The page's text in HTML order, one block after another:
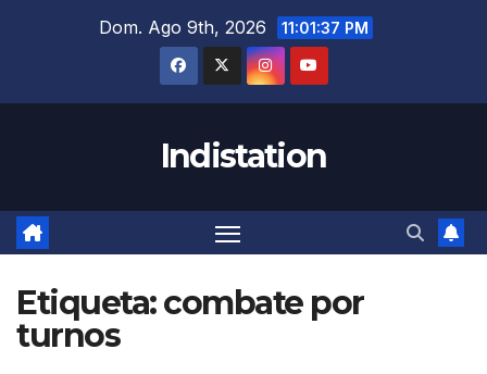
Dom. Ago 9th, 2026 11:01:37 PM
Indistation
Etiqueta:combate por
turnos